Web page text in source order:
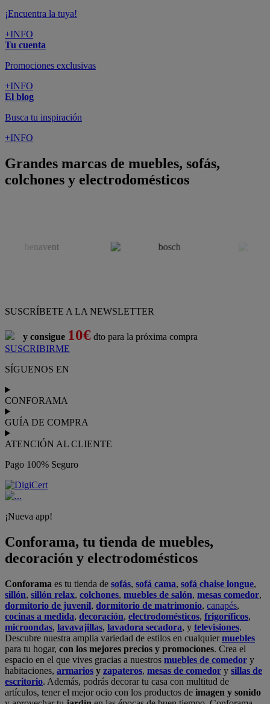
¡Encuentra la tuya!
+INFO
Tu cuenta
Promociones exclusivas
+INFO
El blog
Busca tu inspiración
+INFO
Grandes marcas de muebles, sofás,
colchones y electrodomésticos
SUSCRÍBETE A LA NEWSLETTER
y consigue 10€ dto para la próxima compra
SUSCRIBIRME
SÍGUENOS EN
CONFORAMA
GUÍA DE COMPRA
ATENCIÓN AL CLIENTE
Pago 100% Seguro
¡Nueva app!
Conforama, tu tienda de muebles,
decoración y electrodomésticos
Conforama es tu tienda de sofás, sofá cama, sofá chaise longue,
sillón, sillón relax, colchones, muebles de salón, mesas comedor,
dormitorio de juvenil, dormitorio de matrimonio, canapés,
cocinas a medida, decoración, electrodomésticos, frigoríficos,
microondas, lavavajillas, lavadora secadora, y televisiones.
Descubre nuestra amplia variedad de estilos en cualquiermuebles
para tu hogar, con los mejores precios y promociones. Crea el
espacio en el que vives gracias a nuestros muebles de comedor y
habitaciones, armarios y zapateros, mesas de comedor y sillas de
escritorio. Además, podrás decorar tu casa con multitud de
artículos, tener el mejor ocio con los productos de imagen y sonido